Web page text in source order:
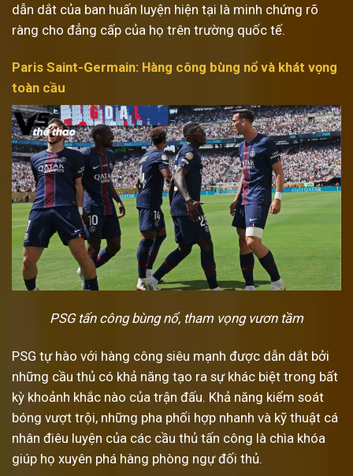
dẫn dắt của ban huấn luyện hiện tại là minh chứng rõ
ràng cho đẳng cấp của họ trên trường quốc tế.
Paris Saint-Germain: Hàng công bùng nổ và khát vọng
toàn cầu
PSG tấn công bùng nổ, tham vọng vươn tầm
PSG tự hào với hàng công siêu mạnh được dẫn dắt bởi
những cầu thủ có khả năng tạo ra sự khác biệt trong bất
kỳ khoảnh khắc nào của trận đấu. Khả năng kiểm soát
bóng vượt trội, những pha phối hợp nhanh và kỹ thuật cá
nhân điêu luyện của các cầu thủ tấn công là chìa khóa
giúp họ xuyên phá hàng phòng ngự đối thủ.